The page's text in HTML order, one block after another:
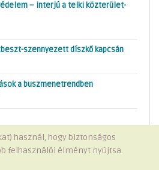
– interjú a telki közterület-
szennyezett díszkő kapcsán
a buszmenetrendben
2026 Telki Község Önkormányzata
használ, hogy biztonságos
felhasználói élményt nyújtsa.